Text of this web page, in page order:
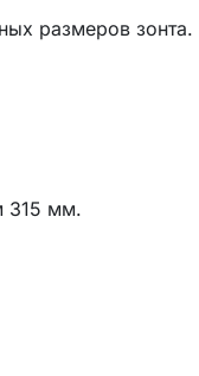
размеров зонта.
315 мм.